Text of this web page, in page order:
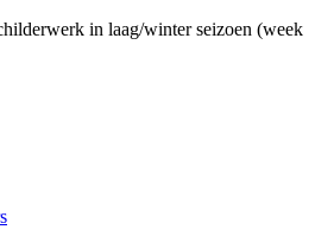
in laag/winter seizoen (week